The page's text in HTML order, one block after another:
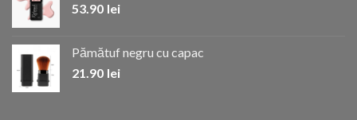
53.90 lei
Pămătuf negru cu capac
21.90 lei